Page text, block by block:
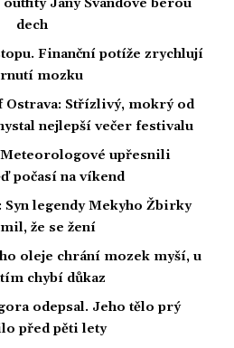
Jany Švandové berou
dech
Finanční potíže zrychlují
mozku
Ostrava: Střízlivý, mokrý od
nejlepší večer festivalu
Meteorologové upřesnili
počasí na víkend
Syn legendy Mekyho Žbirky
že se žení
oleje chrání mozek myší, u
chybí důkaz
odepsal. Jeho tělo prý
před pěti lety